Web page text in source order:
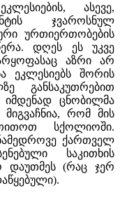
ასევე,
ჯვაროსნულ
ურთიერთობების
დღეს ეს უკვე
აზრი არ
ეკლესიებს შორის
განსაკუთრებით
იმდენად ცნობილმა
რომ მის
სქოლიოში.
ქართველ
საკითხის
(რაც ჯერ